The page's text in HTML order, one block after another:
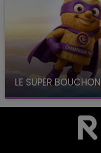
LE SUPER
avec La Famille